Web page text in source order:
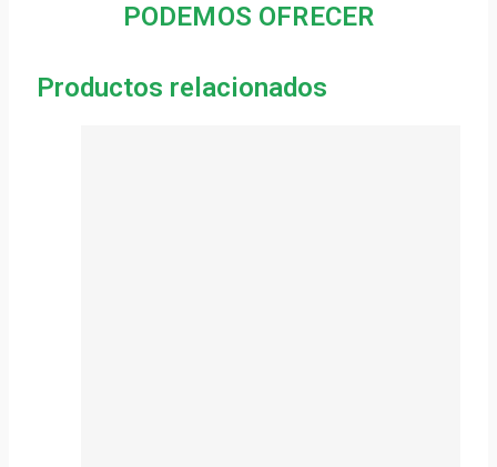
PODEMOS OFRECER
Productos relacionados